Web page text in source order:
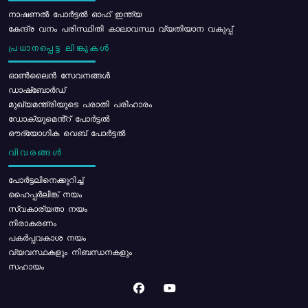
നാഷണൽ പോർട്ടൽ ഓഫ് ഇന്ത്യ
കേന്ദ്ര വനം പരിസ്ഥിതി കാലാവസ്ഥ വ്യതിയാന വകുപ്പ്
പ്രധാനപ്പെട്ട ലിങ്കുകൾ
ഓൺലൈൻ സേവനങ്ങൾ
ഡാഷ്ബോർഡ്
മുഖ്യമന്ത്രിയുടെ പരാതി പരിഹാരം
ഡോക്യുമെൻ്റ് പോർട്ടൽ
ഔദ്യോഗിക വെബ് പോർട്ടൽ
വിവരങ്ങൾ
പോര്‍ട്ടലിനെക്കുറിച്ച്
ഹൈപ്പർലിങ്ക് നയം
സ്വകാര്യതാ നയം
നിരാകരണം
പകർപ്പവകാശ നയം
വ്യവസ്ഥകളും നിബന്ധനകളും
സഹായം